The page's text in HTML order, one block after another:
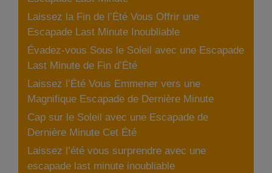
Laissez la Fin de l’Été Vous Offrir une
Escapade Last Minute Inoubliable
Évadez-vous Sous le Soleil avec une Escapade
Last Minute de Fin d’Été
Laissez l’Été Vous Emmener vers une
Magnifique Escapade de Dernière Minute
Cap sur le Soleil avec une Escapade de
Dernière Minute Cet Été
Laissez l’été vous surprendre avec une
escapade last minute inoubliable